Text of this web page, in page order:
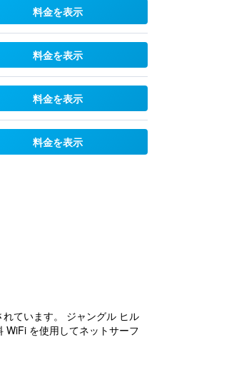
料金を表示
料金を表示
料金を表示
料金を表示
ています。 ジャングル ヒル
WiFi を使用してネットサーフ